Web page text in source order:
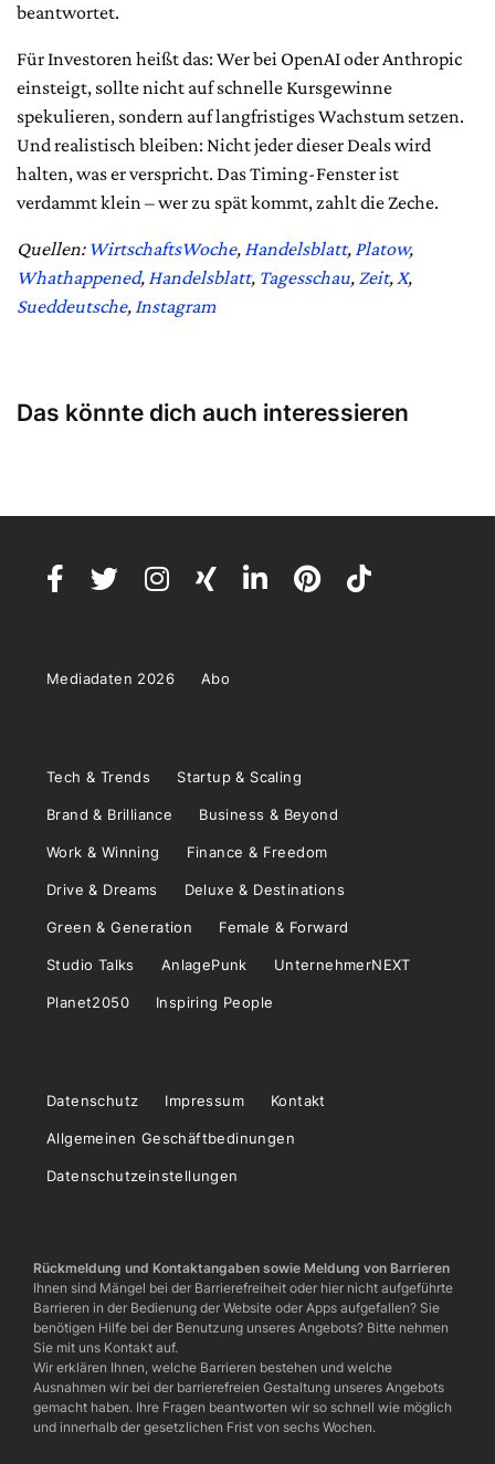
beantwortet.
Für Investoren heißt das: Wer bei OpenAI oder Anthropic
einsteigt, sollte nicht auf schnelle Kursgewinne
spekulieren, sondern auf langfristiges Wachstum setzen.
Und realistisch bleiben: Nicht jeder dieser Deals wird
halten, was er verspricht. Das Timing-Fenster ist
verdammt klein – wer zu spät kommt, zahlt die Zeche.
Quellen: WirtschaftsWoche, Handelsblatt, Platow,
Whathappened, Handelsblatt, Tagesschau, Zeit,X,
Sueddeutsche, Instagram
Das könnte dich auch interessieren
Mediadaten 2026 Abo
Tech & Trends Startup & Scaling
Brand & Brilliance Business & Beyond
Work & Winning Finance & Freedom
Drive & Dreams Deluxe & Destinations
Green & Generation Female & Forward
Studio Talks AnlagePunk UnternehmerNEXT
Planet2050 Inspiring People
Datenschutz Impressum Kontakt
Allgemeinen Geschäftbedinungen
Datenschutzeinstellungen
Rückmeldung und Kontaktangaben sowie Meldung von Barrieren
Ihnen sind Mängel bei der Barrierefreiheit oder hier nicht aufgeführte
Barrieren in der Bedienung der Website oder Apps aufgefallen? Sie
benötigen Hilfe bei der Benutzung unseres Angebots? Bitte nehmen
Sie mit uns Kontakt auf.
Wir erklären Ihnen, welche Barrieren bestehen und welche
Ausnahmen wir bei der barrierefreien Gestaltung unseres Angebots
gemacht haben. Ihre Fragen beantworten wir so schnell wie möglich
und innerhalb der gesetzlichen Frist von sechs Wochen.